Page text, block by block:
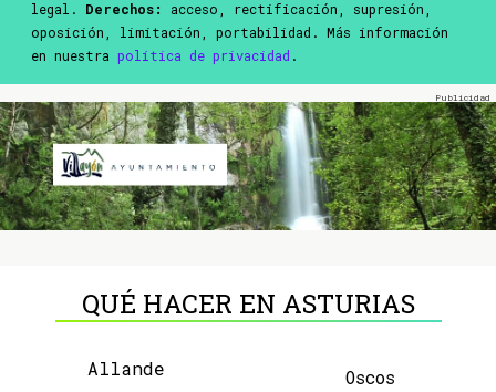
legal. Derechos:
acceso, rectificación, supresión,
oposición, limitación, portabilidad. Más información
en nuestra política de privacidad .
QUÉ HACER EN ASTURIAS
Allande
Oscos